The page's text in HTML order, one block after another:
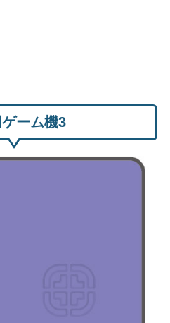
ーム機3